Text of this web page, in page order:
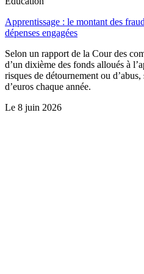
Apprentissage : le montant des
dépenses engagées
Selon un rapport de la Cour des
d’un dixième des fonds alloués à
risques de détournement ou
d’euros chaque année.
Le 8 juin 2026